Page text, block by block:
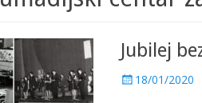
Jubilej
P 18/01/2020